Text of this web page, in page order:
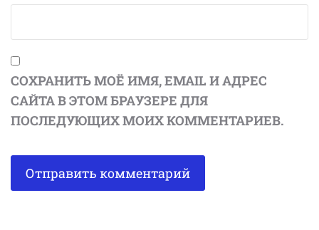
СОХРАНИТЬ МОЁ ИМЯ, EMAIL И АДРЕС
САЙТА В ЭТОМ БРАУЗЕРЕ ДЛЯ
ПОСЛЕДУЮЩИХ МОИХ КОММЕНТАРИЕВ.